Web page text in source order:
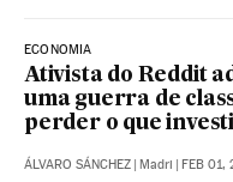
ECONOMIA
Ativista do Reddit
uma guerra de
perder o que
ÁLVARO SÁNCHEZ | Madri | FEB 01,